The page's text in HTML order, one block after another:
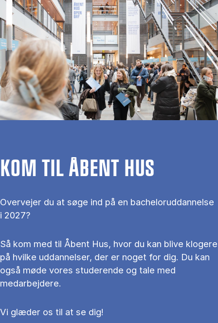
KOM TIL ÅBENT HUS
Overvejer du at søge ind på en bacheloruddannelse
i 2027?
Så kom med til Åbent Hus, hvor du kan blive klogere
på hvilke uddannelser, der er noget for dig. Du kan
også møde vores studerende og tale med
medarbejdere.
Vi glæder os til at se dig!